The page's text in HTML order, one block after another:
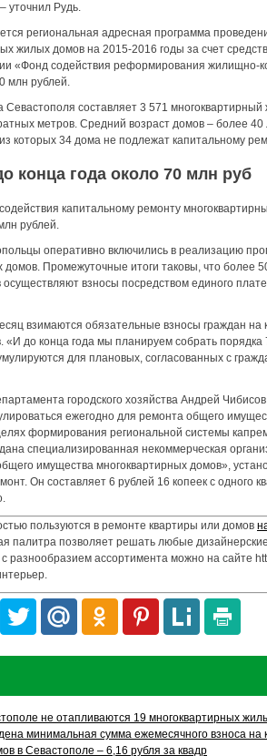
уточнил Рудь.
региональная адресная программа
жилых домов на 2015-2016 годы за счет
«Фонд содействия реформирования жилищно-
млн рублей.
составляет 3 571
метров. Средний возраст домов – более
которых 34 дома не подлежат капитальному
конца года около 70 млн руб
капитальному ремонту
рублей.
оперативно включились в реализацию
домов. Промежуточные итоги таковы, что более
взносы посредством единого
взимаются обязательные взносы граждан на
«И до конца года мы планируем собрать порядка
для плановых, согласованных с
городского хозяйства Андрей
ежегодно для ремонта общего
формирования региональной системы
специализированная некоммерческая
имущества многоквартирных домов»,
Он составляет 6 рублей 16 копеек с одного
пользуются в ремонте квартиры или домов
палитра позволяет решать любые
разнообразием ассортимента можно на сайте
не отапливаются 19 многоквартирных
минимальная сумма ежемесячного взноса на
в Севастополе – 6,16 рубля за квадр